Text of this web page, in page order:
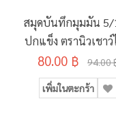
สมุดบันทึกมุมมัน 5/
ปกแข็ง ตรานิวเชาว์
80.00 ฿ 94.00
เพิ่มในตะกร้า